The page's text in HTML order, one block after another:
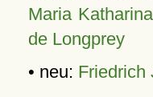
Maria
de Longprey
• neu: Friedrich